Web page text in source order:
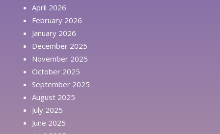
April 2026
February 2026
January 2026
December 2025
November 2025
October 2025
September 2025
August 2025
July 2025
June 2025